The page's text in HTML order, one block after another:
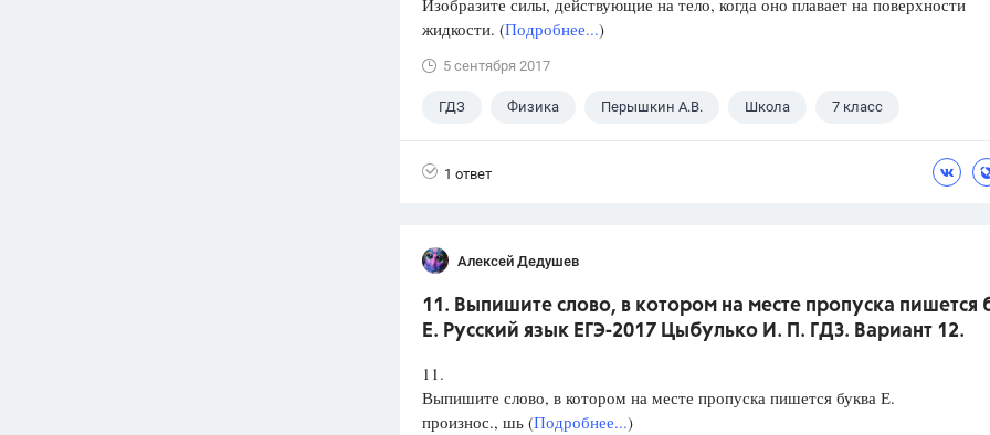
Изобразите силы, действующие на тело, когда оно плавает на поверхности
жидкости. (Подробнее...)
5 сентября 2017
ГДЗ Физика Перышкин А.В. Школа 7 класс
1 ответ
Алексей Дедушев
11. Выпишите слово, в котором на месте пропуска пишется
Е. Русский язык ЕГЭ-2017 Цыбулько И. П. ГДЗ. Вариант 12.
11.
Выпишите слово, в котором на месте пропуска пишется буква Е.
произнос., шь (Подробнее...)